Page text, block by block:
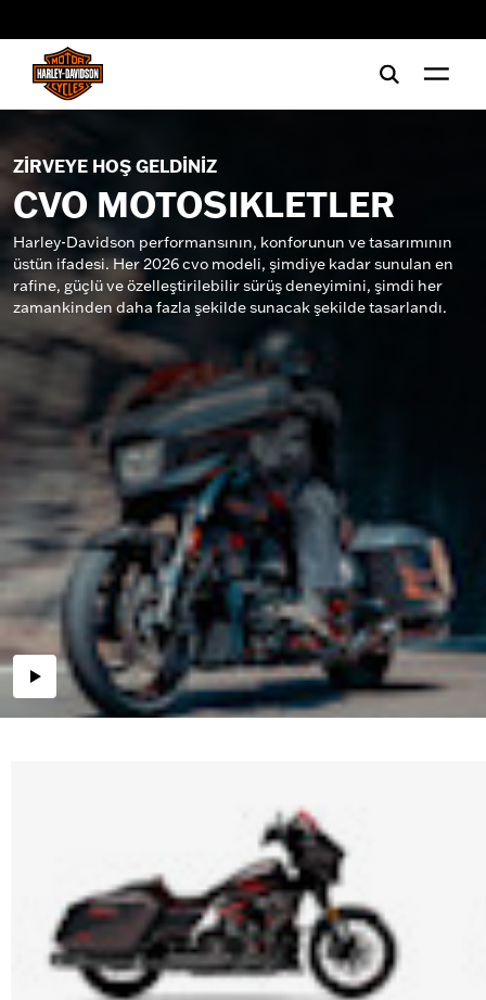
ZİRVEYE HOŞ GELDİNİZ
CVO MOTOSIKLETLER
Harley-Davidson performansının, konforunun ve tasarımının
üstün ifadesi. Her 2026 cvo modeli, şimdiye kadar sunulan en
rafine, güçlü ve özelleştirilebilir sürüş deneyimini, şimdi her
zamankinden daha fazla şekilde sunacak şekilde tasarlandı.